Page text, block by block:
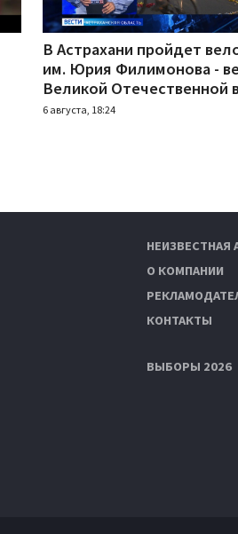
В Астрахани пройдет
им. Юрия Филимонова -
Великой Отечественной
6 августа, 18:24
НЕИЗВЕСТНАЯ
О КОМПАНИИ
КОНТАКТЫ
ВЫБОРЫ 2026